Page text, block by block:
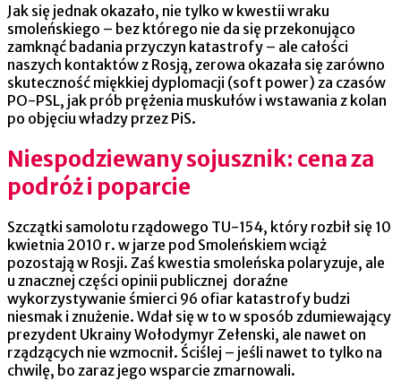
Jak się jednak okazało, nie tylko w kwestii wraku
smoleńskiego – bez którego nie da się przekonująco
zamknąć badania przyczyn katastrofy – ale całości
naszych kontaktów z Rosją, zerowa okazała się zarówno
skuteczność miękkiej dyplomacji (soft power) za czasów
PO-PSL, jak prób prężenia muskułów i wstawania z kolan
po objęciu władzy przez PiS.
Niespodziewany sojusznik: cena za
podróż i poparcie
Szczątki samolotu rządowego TU-154, który rozbił się 10
kwietnia 2010 r. w jarze pod Smoleńskiem wciąż
pozostają w Rosji. Zaś kwestia smoleńska polaryzuje, ale
u znacznej części opinii publicznej doraźne
wykorzystywanie śmierci 96 ofiar katastrofy budzi
niesmak i znużenie. Wdał się w to w sposób zdumiewający
prezydent Ukrainy Wołodymyr Zełenski, ale nawet on
rządzących nie wzmocnił. Ściślej – jeśli nawet to tylko na
chwilę, bo zaraz jego wsparcie zmarnowali.